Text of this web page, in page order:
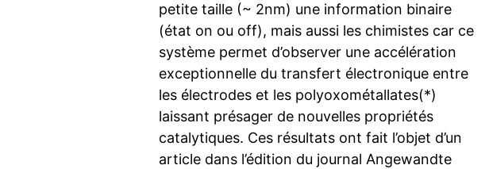
petite taille (~ 2nm) une information binaire
(état on ou off), mais aussi les chimistes car ce
système permet d’observer une accélération
exceptionnelle du transfert électronique entre
les électrodes et les polyoxométallates(*)
laissant présager de nouvelles propriétés
catalytiques. Ces résultats ont fait l’objet d’un
article dans l’édition du journal Angewandte